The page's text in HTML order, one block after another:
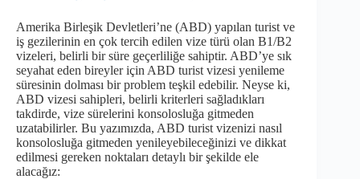
Amerika Birleşik Devletleri’ne (ABD) yapılan turist ve
iş gezilerinin en çok tercih edilen vize türü olan B1/B2
vizeleri, belirli bir süre geçerliliğe sahiptir. ABD’ye sık
seyahat eden bireyler için ABD turist vizesi yenileme
süresinin dolması bir problem teşkil edebilir. Neyse ki,
ABD vizesi sahipleri, belirli kriterleri sağladıkları
takdirde, vize sürelerini konsolosluğa gitmeden
uzatabilirler. Bu yazımızda, ABD turist vizenizi nasıl
konsolosluğa gitmeden yenileyebileceğinizi ve dikkat
edilmesi gereken noktaları detaylı bir şekilde ele
alacağız: